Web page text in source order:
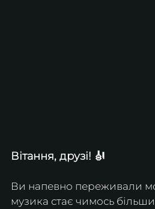
Вітання, друзі! 🎻
Ви напевно переживали
музика стає чимось